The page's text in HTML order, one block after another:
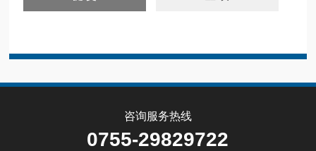
咨询服务热线
0755-29829722